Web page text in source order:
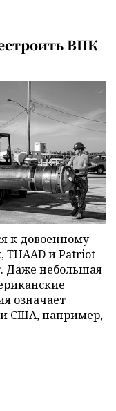
ВПК
к довоенному
THAAD и Patriot
Даже небольшая
означает
США, например,